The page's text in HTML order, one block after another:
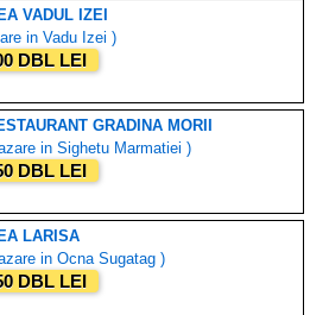
VADUL IZEI
in Vadu Izei )
DBL LEI
GRADINA MORII
in Sighetu Marmatiei )
DBL LEI
LARISA
in Ocna Sugatag )
DBL LEI